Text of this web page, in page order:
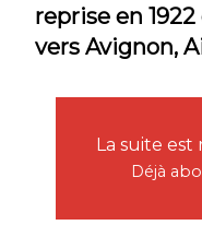
reprise en
vers Avignon,
La suite
Déjà